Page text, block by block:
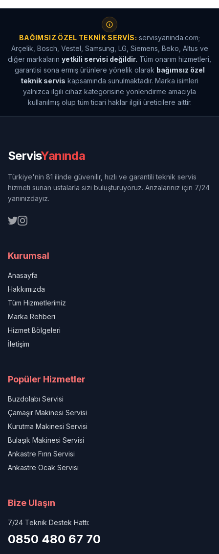
BAĞIMSIZ ÖZEL TEKNIK SERVIS: servisyaninda.com;
Arçelik, Bosch, Vestel, Samsung, LG, Siemens, Beko, Altus ve
diğer markaların yetkili servisi değildir. Tüm onarım hizmetleri,
garantisi sona ermiş ürünlere yönelik olarak bağımsız özel
teknik servis kapsamında sunulmaktadır. Marka isimleri
yalnızca ilgili cihaz kategorisine yönlendirme amacıyla
kullanılmış olup tüm ticari haklar ilgili üreticilere aittir.
ServisYanında
Türkiye'nin 81 ilinde güvenilir, hızlı ve garantili teknik servis
hizmeti sunan ustalarla sizi buluşturuyoruz. Arızalarınız için 7/24
yanınızdayız.
Kurumsal
Anasayfa
Hakkımızda
Tüm Hizmetlerimiz
Marka Rehberi
Hizmet Bölgeleri
İletişim
Popüler Hizmetler
Buzdolabı Servisi
Çamaşır Makinesi Servisi
Kurutma Makinesi Servisi
Bulaşık Makinesi Servisi
Ankastre Fırın Servisi
Ankastre Ocak Servisi
Bize Ulaşın
7/24 Teknik Destek Hattı:
0850 480 67 70